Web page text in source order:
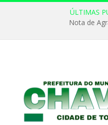
ÚLTIMAS
Nota de